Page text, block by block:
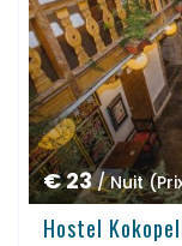
€ 23/ Nuit
Hostel